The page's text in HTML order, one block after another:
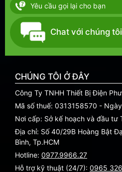
Yêu cầu gọi lại cho bạn
Chat với chúng tôi
CHÚNG TÔI Ở ĐÂY
Công Ty TNHH Thiết Bị Điện
Mã số thuế: 0313158570 -
Nơi cấp: Sở kế hoạch và đầu tư
Địa chỉ: Số 40/29B Hoàng Bật
Bình, Tp.HCM
Hotline: 0977.9966.27
Hỗ trợ kỹ thuật (24/7): 0965